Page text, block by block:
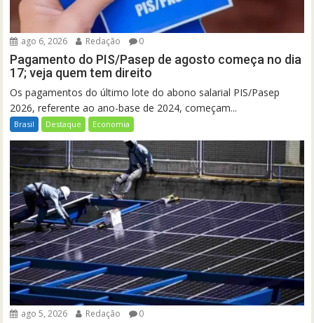
ago 6, 2026 Redação 0
Pagamento do PIS/Pasep de agosto começa no dia
17; veja quem tem direito
Os pagamentos do último lote do abono salarial PIS/Pasep
2026, referente ao ano-base de 2024, começam...
Brasil Destaque Economia
ago 5, 2026 Redação 0